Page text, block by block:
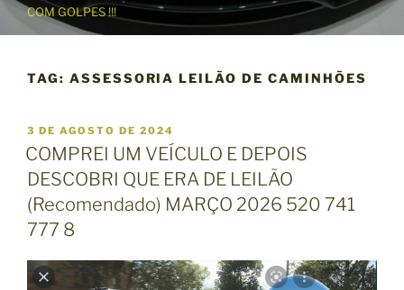
COM GOLPES !!!
TAG: ASSESSORIA LEILÃO DE CAMINHÕES
P
U
B
I
C
A
O
E
3 DE AGOSTO DE 2024
COMPREI UM VEÍCULO E DEPOIS
DESCOBRI QUE ERA DE LEILÃO
(Recomendado) MARÇO 2026 520 741
777 8